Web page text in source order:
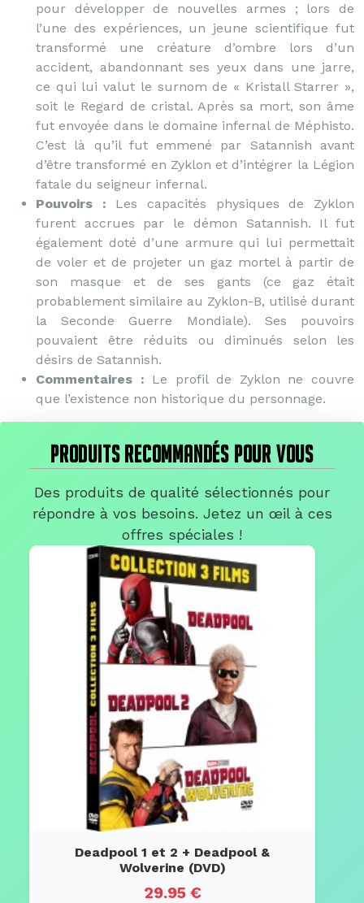
pour développer de nouvelles armes ; lors de
l’une des expériences, un jeune scientifique fut
transformé une créature d’ombre lors d’un
accident, abandonnant ses yeux dans une jarre,
ce qui lui valut le surnom de « Kristall Starrer »,
soit le Regard de cristal. Après sa mort, son âme
fut envoyée dans le domaine infernal de Méphisto.
C’est là qu’il fut emmené par Satannish avant
d’être transformé en Zyklon et d’intégrer la Légion
fatale du seigneur infernal.
Pouvoirs : Les capacités physiques de Zyklon
furent accrues par le démon Satannish. Il fut
également doté d’une armure qui lui permettait
de voler et de projeter un gaz mortel à partir de
son masque et de ses gants (ce gaz était
probablement similaire au Zyklon-B, utilisé durant
la Seconde Guerre Mondiale). Ses pouvoirs
pouvaient être réduits ou diminués selon les
désirs de Satannish.
Commentaires : Le profil de Zyklon ne couvre
que l’existence non historique du personnage.
PRODUITS RECOMMANDÉS POUR VOUS
Des produits de qualité sélectionnés pour
répondre à vos besoins. Jetez un œil à ces
offres spéciales !
Deadpool 1 et 2 + Deadpool &
Wolverine (DVD)
29.95 €